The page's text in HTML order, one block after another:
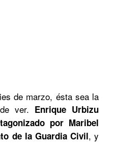
de marzo, ésta sea la
ver. Enrique Urbizu
por Maribel
de la Guardia Civil, y